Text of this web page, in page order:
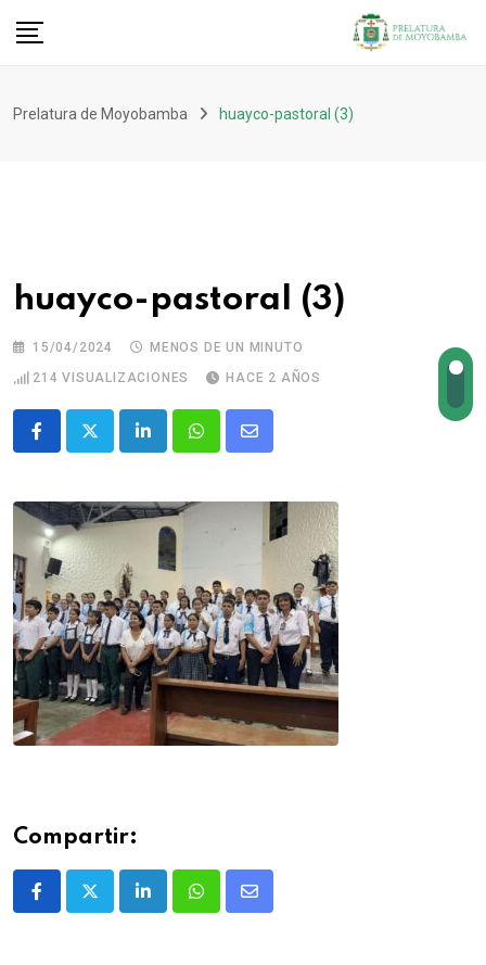
Prelatura de Moyobamba huayco-pastoral (3)
huayco-pastoral (3)
15/04/2024
MENOS DE UN MINUTO
214 VISUALIZACIONES HACE 2 AÑOS
Compartir: